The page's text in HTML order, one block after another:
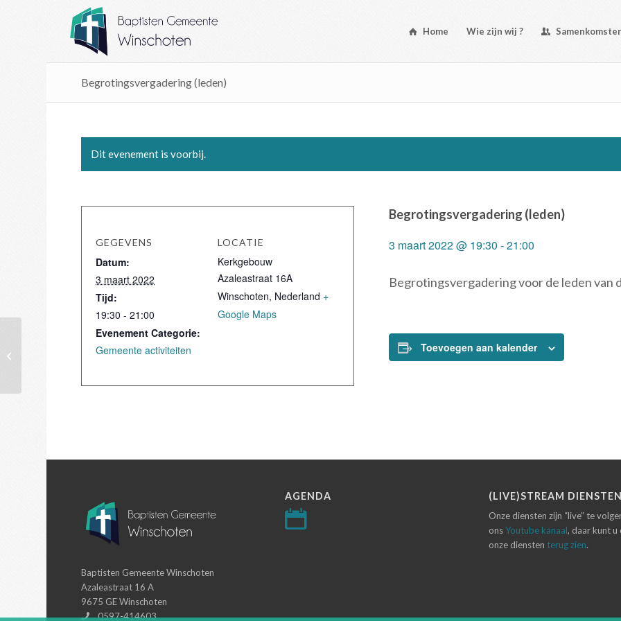
Home Wie zijn wij ?
Begrotingsvergadering (leden)
Dit evenement is voorbij.
Begrotingsvergadering (leden)
3 maart 2022 @ 19:30 -21:00
Begrotingsvergadering voor de leden van
Toevoegen aan kalender
GEGEVENS
Datum:
3 maart 2022
Tijd:
19:30 - 21:00
Evenement Categorie:
Gemeente activiteiten
LOCATIE
Kerkgebouw
Azaleastraat 16A
Winschoten, Nederland +
Google Maps
Baptisten Gemeente Winschoten
Azaleastraat 16 A
9675 GE Winschoten
0597-414603
AGENDA (LIVE)STREAM DIENSTEN
Onze diensten zijn “live” te
onsYoutube kanaal, daar kunt u
onze diensten terug zien.